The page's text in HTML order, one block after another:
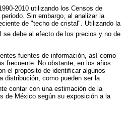
2010 utilizando los Censos de
Sin embargo, al analizar la
de "techo de cristal". Utilizando la
se debe al efecto de los precios y no de
fuentes de información, así como
frecuente. No obstante, en los años
el propósito de identificar algunos
distribución, como pueden ser la
contar con una estimación de la
de México según su exposición a la